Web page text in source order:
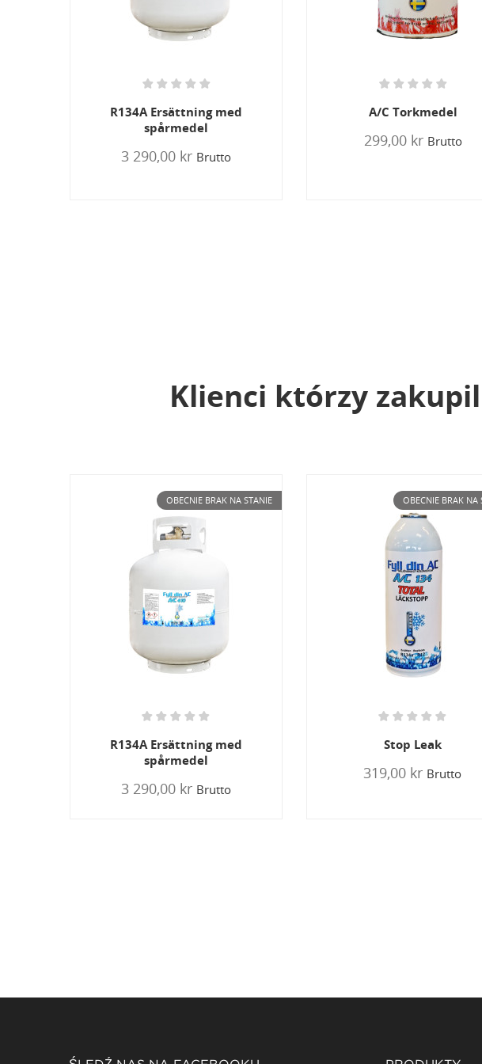
A/C Torkmedel
299,00 kr
R134A Ersättning med
Klienci którzy
OBECNIE BRAK NA STANIE
Stop Leak
319,00 kr
OBECNIE BRAK NA
R134A Ersättning med